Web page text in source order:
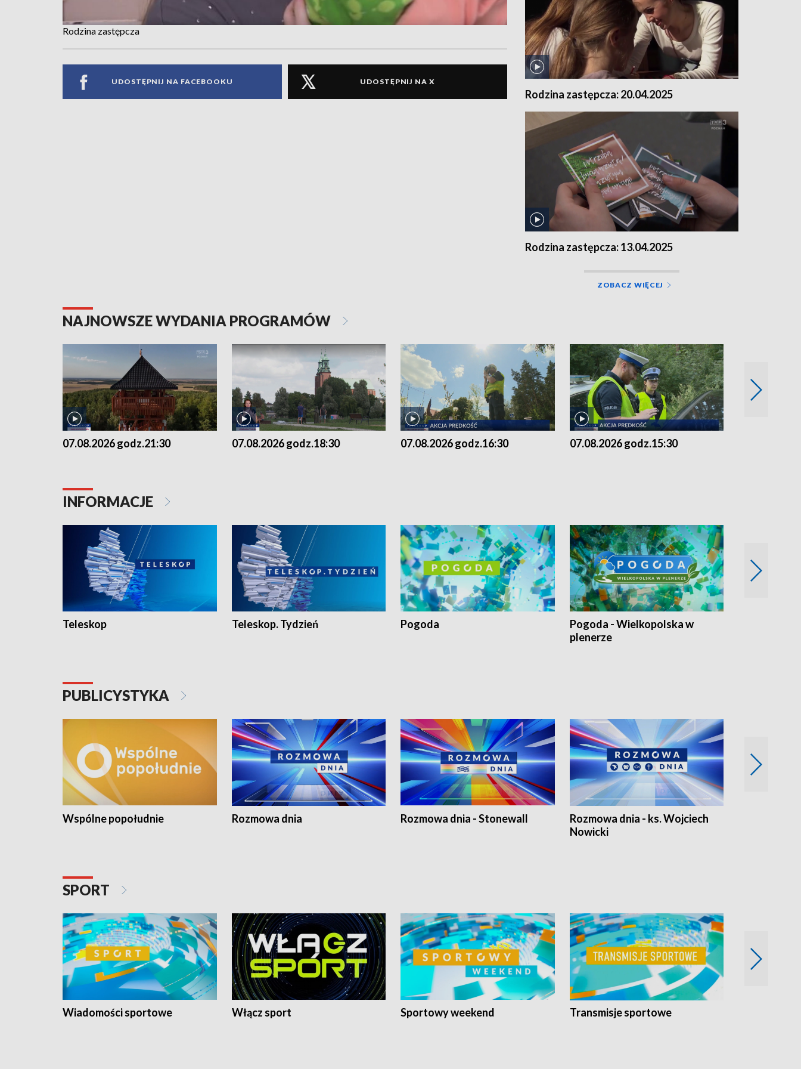
Rodzina zastępcza
UDOSTĘPNIJ NA FACEBOOKU UDOSTĘPNIJ NA X
Rodzina zastępcza: 20.04.2025
Rodzina zastępcza: 13.04.2025
ZOBACZ WIĘCEJ
NAJNOWSZE WYDANIA PROGRAMÓW
07.08.2026 godz.21:30 07.08.2026 godz.18:30 07.08.2026 godz.16:30 07.08.2026 godz.15:30
INFORMACJE
Teleskop Teleskop. Tydzień Pogoda
Pogoda - Wielkopolska w
plenerze
PUBLICYSTYKA
Wspólne popołudnie Rozmowa dnia Rozmowa dnia - Stonewall
Rozmowa dnia - ks. Wojciech
Nowicki
SPORT
Wiadomości sportowe Włącz sport Sportowy weekend Transmisje sportowe